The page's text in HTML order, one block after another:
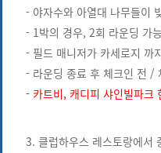
- 야자수와 아열대 나무들이
- 1박의 경우, 2회 라운딩 가
- 필드 매니저가 카세로지 까
- 라운딩 종료 후 체크인 전 /
- 카트비, 캐디피 샤인빌파크
3. 클럽하우스 레스토랑에서